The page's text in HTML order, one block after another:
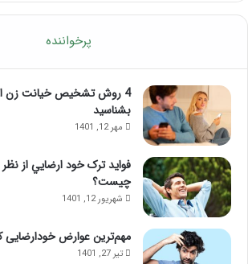
پرخواننده
4 روش تشخیص خیانت زن
بشناسید
مهر 12, 1401
فواید ترک خود ارضايي از
چیست؟
شهریور 12, 1401
مهم‌ترین عوارض خودارضایی
تیر 27, 1401